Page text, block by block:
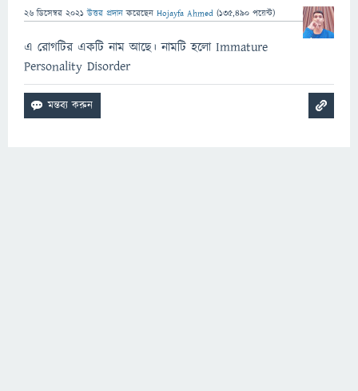
26 ডিসেম্বর 2021 উত্তর প্রদান করেছেন Hojayfa Ahmed (135,490 পয়েন্ট)
এ রোগটির একটি নাম আছে। নামটি হলো Immature
Personality Disorder